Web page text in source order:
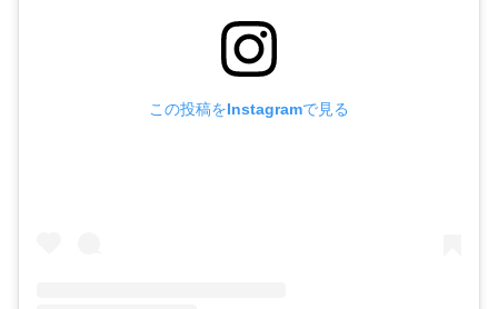
この投稿をInstagramで見る